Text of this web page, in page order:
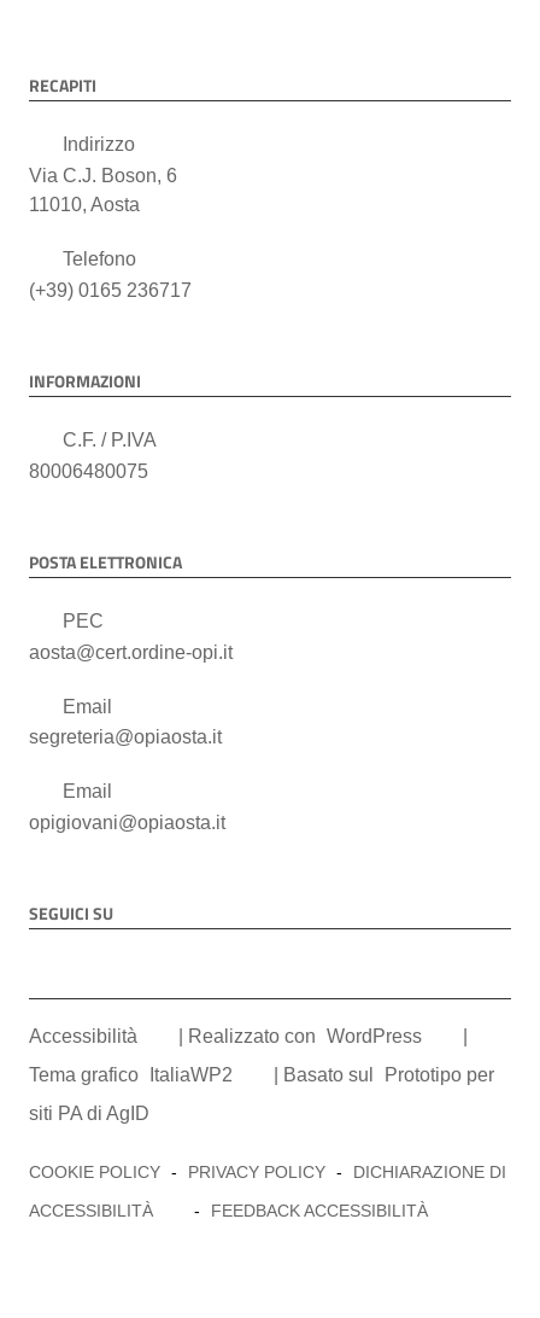
RECAPITI
Indirizzo
Via C.J. Boson, 6
11010, Aosta
Telefono
(+39) 0165 236717
INFORMAZIONI
C.F. / P.IVA
80006480075
POSTA ELETTRONICA
PEC
aosta@cert.ordine-opi.it
Email
segreteria@opiaosta.it
Email
opigiovani@opiaosta.it
SEGUICI SU
Sezione Link Utili
Accessibilità | Realizzato con WordPress
Tema grafico
ItaliaWP2 | Basato sul
Prototipo per
siti PA di AgID
COOKIE POLICY - PRIVACY POLICY -
DICHIARAZIONE DI
ACCESSIBILITÀ
- FEEDBACK ACCESSIBILITÀ